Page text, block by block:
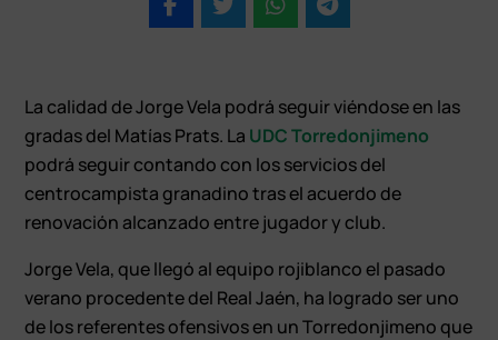
La calidad de Jorge Vela podrá seguir viéndose en las
gradas del Matías Prats. La UDC Torredonjimeno
podrá seguir contando con los servicios del
centrocampista granadino tras el acuerdo de
renovación alcanzado entre jugador y club.
Jorge Vela, que llegó al equipo rojiblanco el pasado
verano procedente del Real Jaén, ha logrado ser uno
de los referentes ofensivos en un Torredonjimeno que